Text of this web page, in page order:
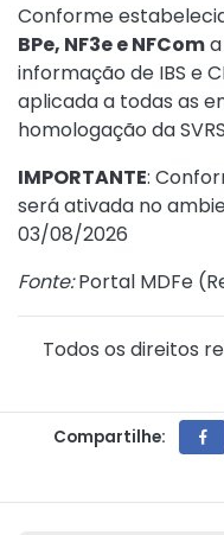
Conforme
BPe, NF3e e NFCom
informação de IBS e
aplicada a todas as
homologação da
IMPORTANTE:
será ativada no
03/08/2026
Fonte:Portal MDFe (
Todos os direitos
Compartilhe: